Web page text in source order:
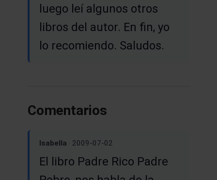
luego leí algunos otros
libros del autor. En fin, yo
lo recomiendo. Saludos.
Comentarios
Isabella · 2009-07-02
El libro Padre Rico Padre